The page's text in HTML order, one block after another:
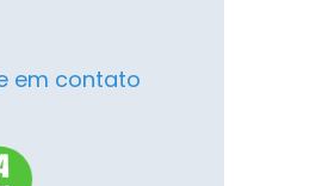
em contato